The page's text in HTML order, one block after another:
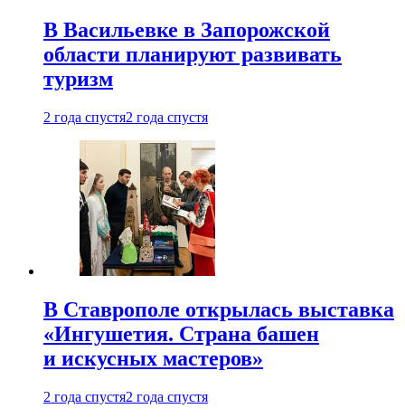
В Васильевке в Запорожской
области планируют развивать
туризм
2 года спустя2 года спустя
В Ставрополе открылась выставка
«Ингушетия. Страна башен
и искусных мастеров»
2 года спустя2 года спустя